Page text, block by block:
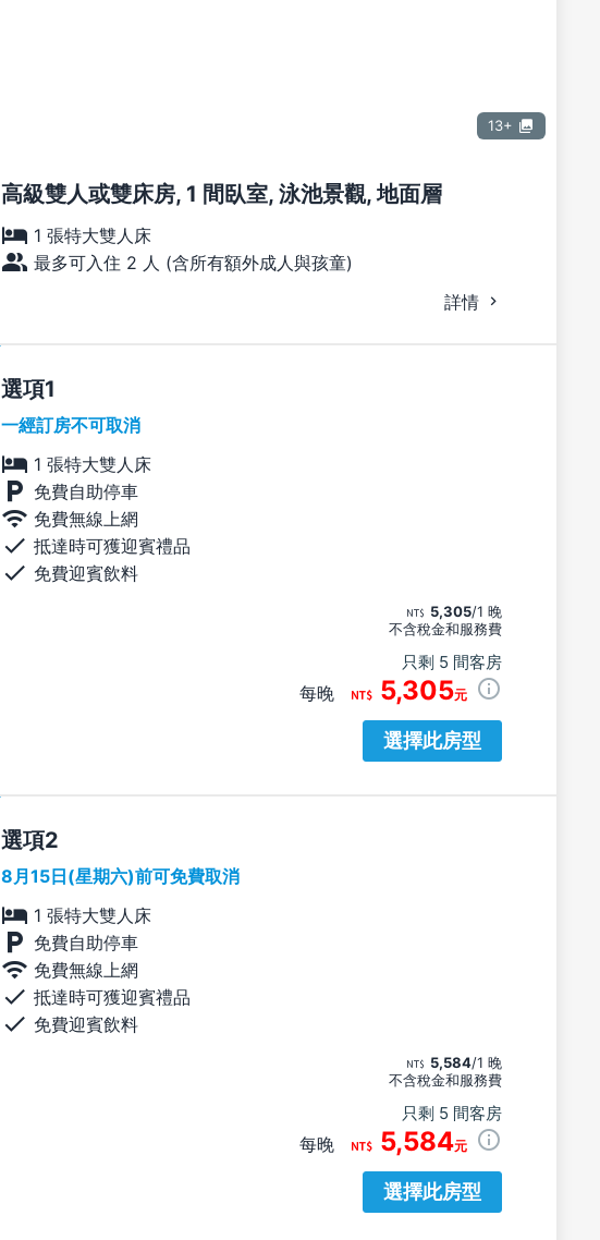
13+
高級雙人或雙床房, 1 間臥室, 泳池景觀, 地面層
1 張特大雙人床
最多可入住 2 人 (含所有額外成人與孩童)
詳情
選項
一經訂房不可取消
1 張特大雙人床
免費自助停車
免費無線上網
抵達時可獲迎賓禮品
免費迎賓飲料
5,305/1 晚
不含稅金和服務費
只剩 5 間客房
每晚 5,305元
選擇此房型
選項
8月15日(星期六)前可免費取消
1 張特大雙人床
免費自助停車
免費無線上網
抵達時可獲迎賓禮品
免費迎賓飲料
5,584/1 晚
不含稅金和服務費
只剩 5 間客房
每晚 5,584元
選擇此房型